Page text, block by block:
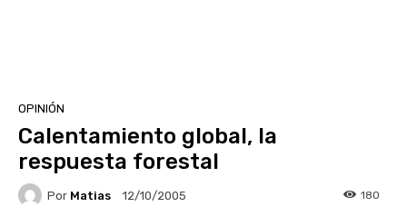
OPINIÓN
Calentamiento global, la
respuesta forestal
Por Matias 12/10/2005 180